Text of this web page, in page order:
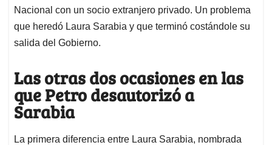
Nacional con un socio extranjero privado. Un problema
que heredó Laura Sarabia y que terminó costándole su
salida del Gobierno.
Las otras dos ocasiones en las
que Petro desautorizó a
Sarabia
La primera diferencia entre Laura Sarabia, nombrada